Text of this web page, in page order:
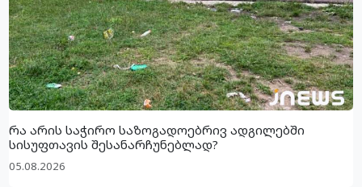
რა არის საჭირო საზოგადოებრივ ადგილებში
სისუფთავის შესანარჩუნებლად?
05.08.2026